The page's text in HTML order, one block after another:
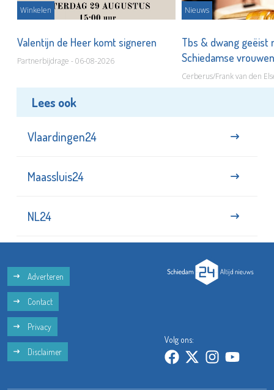
Winkelen
Valentijn de Heer komt signeren
Partnerbijdrage - 06-08-2026
Nieuws
Tbs & dwang geëist
Schiedamse
Cerberus/Frank van den
Lees ook
Vlaardingen24
Maassluis24
NL24
Adverteren
Contact
Privacy
Disclaimer
Volg ons: